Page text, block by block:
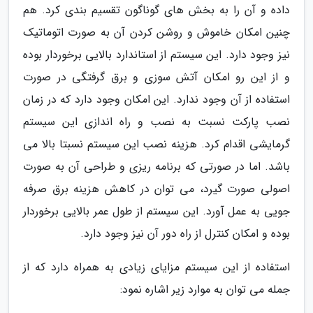
داده و آن را به بخش های گوناگون تقسیم بندی کرد. هم
چنین امکان خاموش و روشن کردن آن به صورت اتوماتیک
نیز وجود دارد. این سیستم از استاندارد بالایی برخوردار بوده
و از این رو امکان آتش سوزی و برق گرفتگی در صورت
استفاده از آن وجود ندارد. این امکان وجود دارد که در زمان
نصب پارکت نسبت به نصب و راه اندازی این سیستم
گرمایشی اقدام کرد. هزینه نصب این سیستم نسبتا بالا می
باشد. اما در صورتی که برنامه ریزی و طراحی آن به صورت
اصولی صورت گیرد، می توان در کاهش هزینه برق صرفه
جویی به عمل آورد. این سیستم از طول عمر بالایی برخوردار
بوده و امکان کنترل از راه دور آن نیز وجود دارد.
استفاده از این سیستم مزایای زیادی به همراه دارد که از
جمله می توان به موارد زیر اشاره نمود: